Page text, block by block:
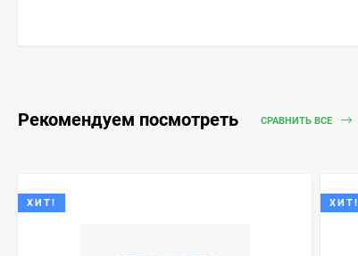
Рекомендуем посмотреть СРАВНИТЬ ВСЕ
ХИТ! ХИТ!